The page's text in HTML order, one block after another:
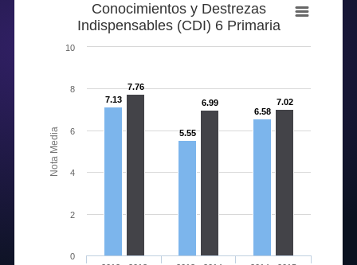
Nota Media
Conocimientos y Destrezas
Indispensables (CDI) 6 Primaria
7.13
5.55
6.58
7.76
6.99
7.02
0
2
4
6
8
10